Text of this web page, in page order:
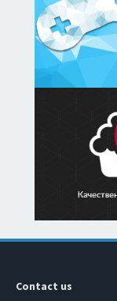
Contact us